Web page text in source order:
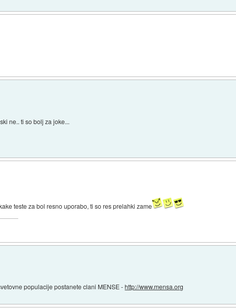
ne.. ti so bolj za joke...
teste za bol resno uporabo, ti so res prelahki zame
populacije postanete clani MENSE -http://www.mensa.org